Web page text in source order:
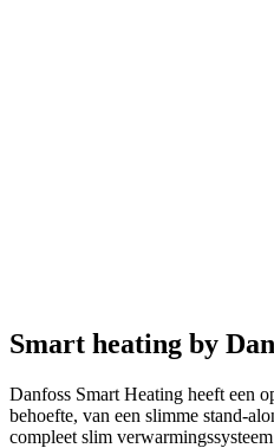
Smart heating by
Danfoss Smart Heating heeft een
behoefte, van een slimme stand-
compleet slim